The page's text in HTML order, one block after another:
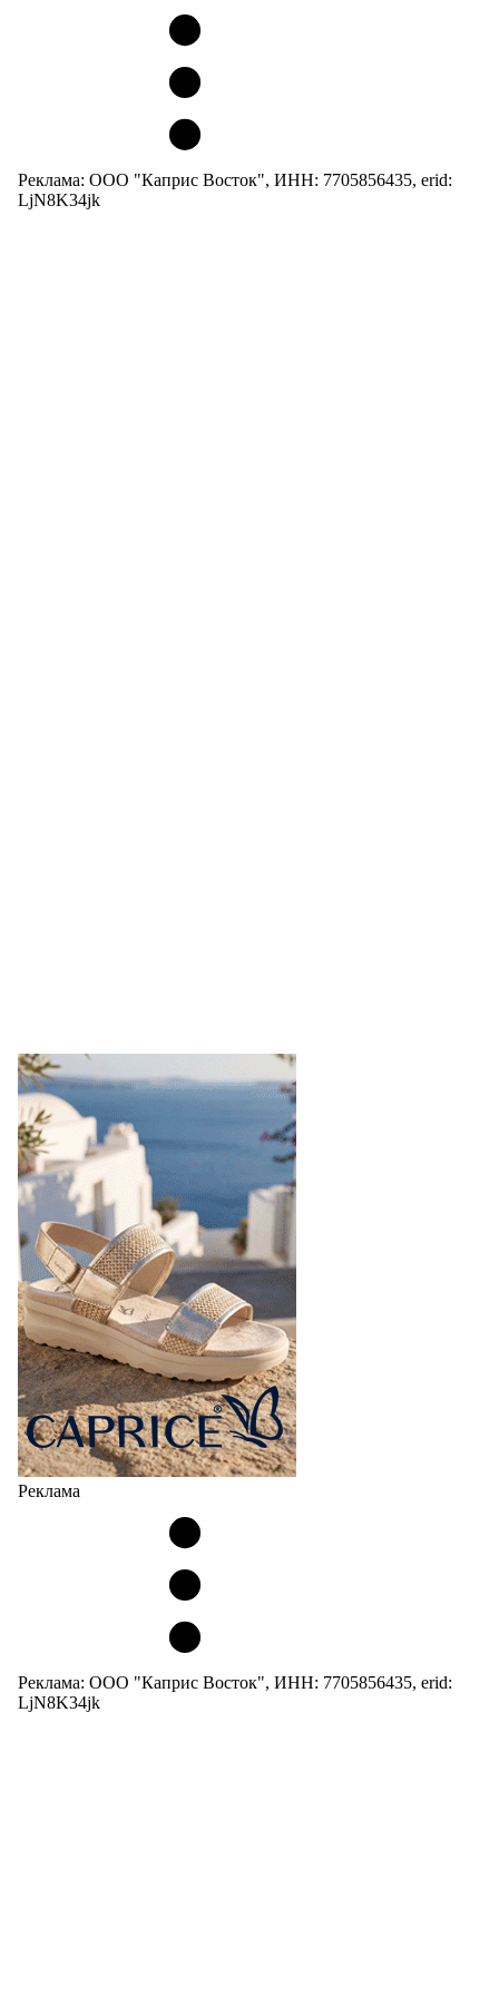
Реклама: ООО "Каприс Восток", ИНН: 7705856435, erid:
LjN8K34jk
Реклама
Реклама: ООО "Каприс Восток", ИНН: 7705856435, erid:
LjN8K34jk